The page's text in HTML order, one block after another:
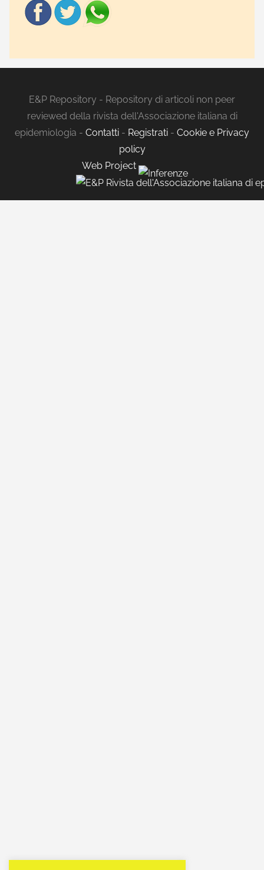
E&P Repository - Repository di articoli non peer
reviewed della rivista dell'Associazione italiana di
epidemiologia - Contatti - Registrati - Cookie e Privacy
policy
Web Project